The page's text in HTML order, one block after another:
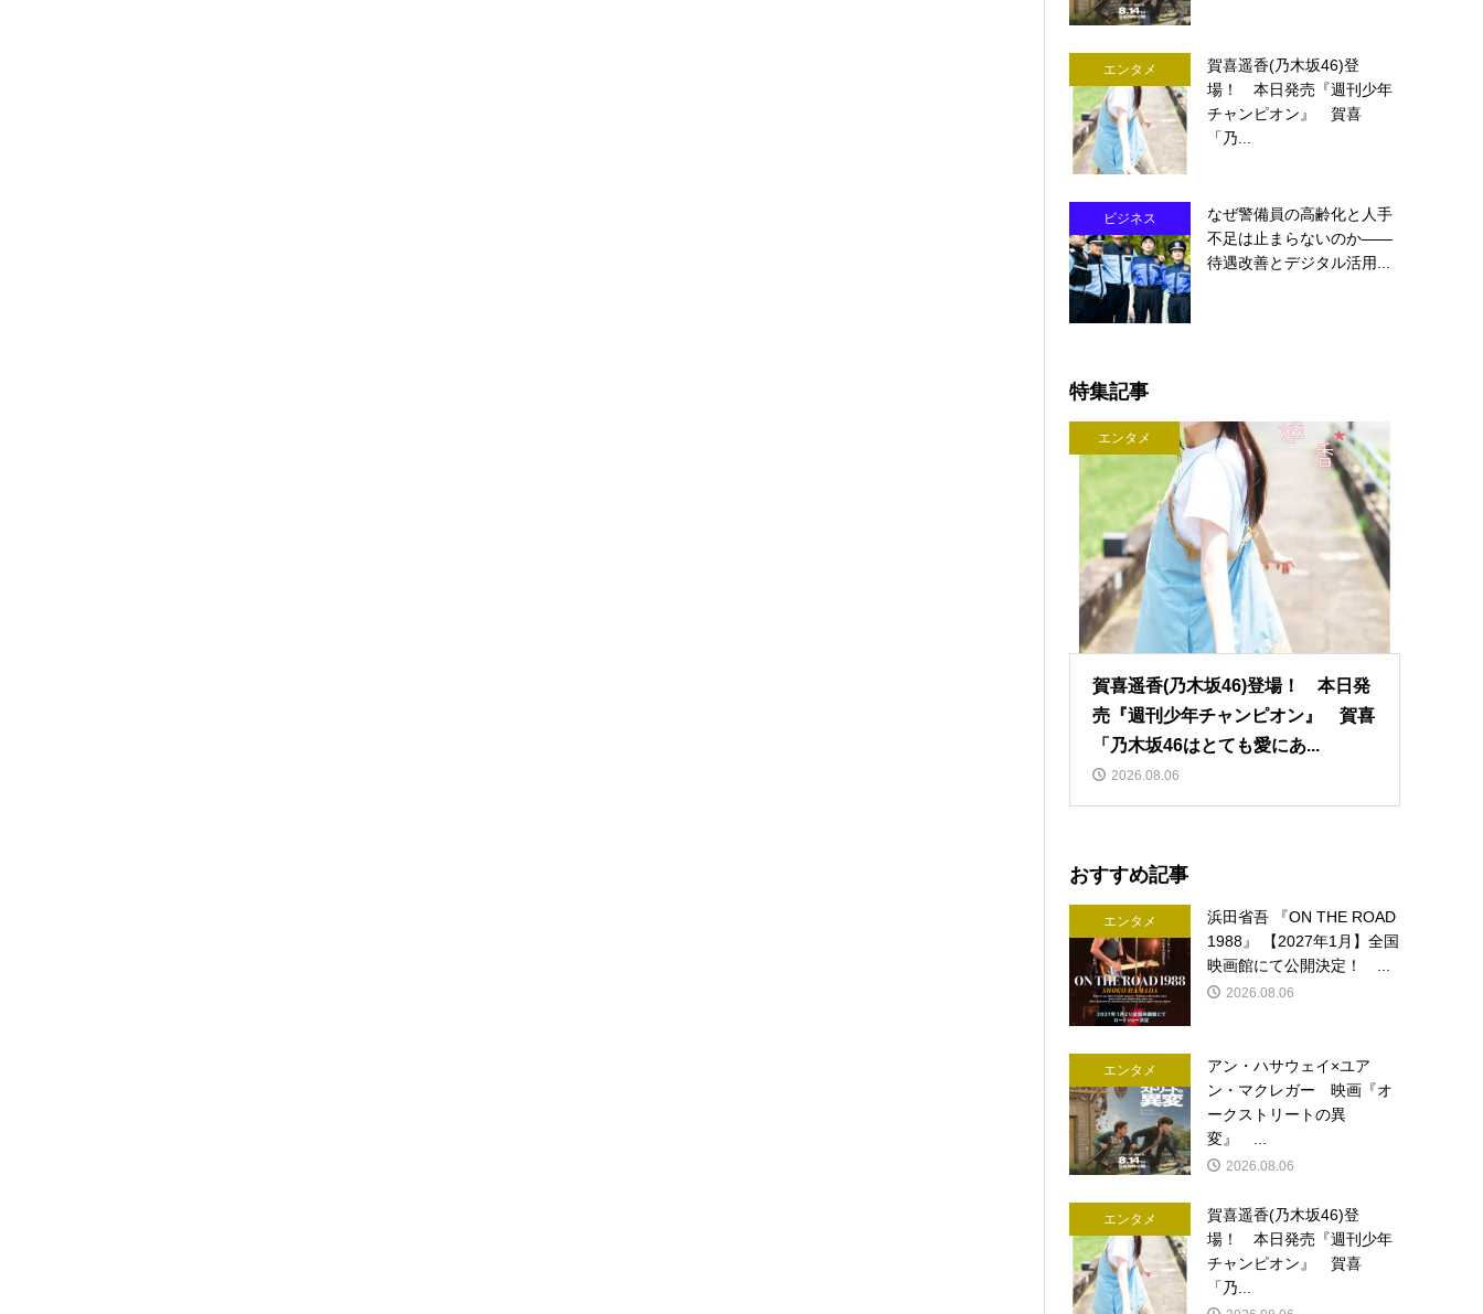
エンタメ
賀喜遥香(乃木坂46)登
場！ 本日発売『週刊少年
チャンピオン』 賀喜
「乃...
ビジネス
なぜ警備員の高齢化と人手
不足は止まらないのか――
待遇改善とデジタル活用...
特集記事
エンタメ
賀喜遥香(乃木坂46)登場！ 本日発
売『週刊少年チャンピオン』 賀喜
「乃木坂46はとても愛にあ...
2026.08.06
おすすめ記事
エンタメ
浜田省吾 『ON THE ROAD
1988』 【2027年1月】全国
映画館にて公開決定！ ...
2026.08.06
エンタメ
アン・ハサウェイ×ユア
ン・マクレガー 映画『オ
ークストリートの異
変』 ...
2026.08.06
エンタメ
賀喜遥香(乃木坂46)登
場！ 本日発売『週刊少年
チャンピオン』 賀喜
「乃...